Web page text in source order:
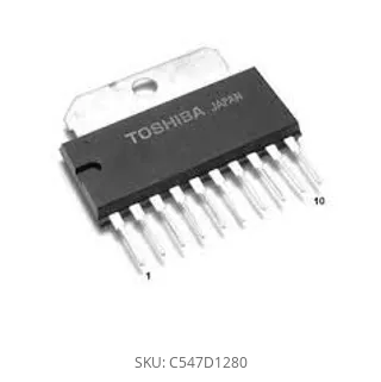
SKU: C547D1280